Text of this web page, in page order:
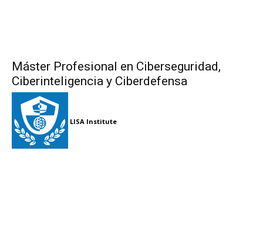
Máster Profesional en Ciberseguridad,
Ciberinteligencia y Ciberdefensa
LISA Institute